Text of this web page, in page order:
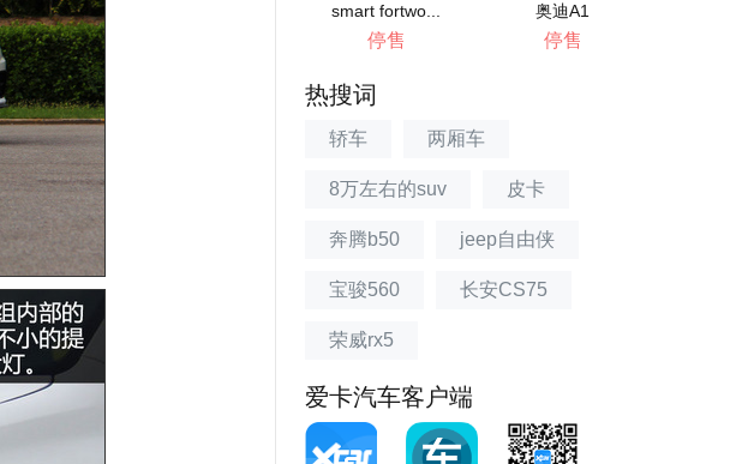
smart fortwo...
停售
奥迪A1
停售
热搜词
轿车 两厢车
8万左右的suv 皮卡
奔腾b50 jeep自由侠
宝骏560 长安CS75
荣威rx5
爱卡汽车客户端